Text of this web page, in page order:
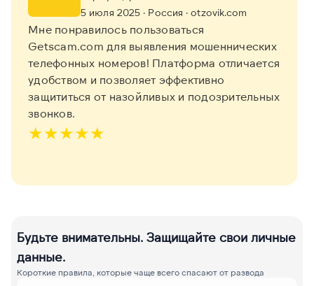
5 июля 2025 · Россия · otzovik.com
Мне понравилось пользоваться
Getscam.com для выявления мошеннических
телефонных номеров! Платформа отличается
удобством и позволяет эффективно
защититься от назойливых и подозрительных
звонков.
★★★★★
Будьте внимательны. Защищайте свои личные
данные.
Короткие правила, которые чаще всего спасают от развода